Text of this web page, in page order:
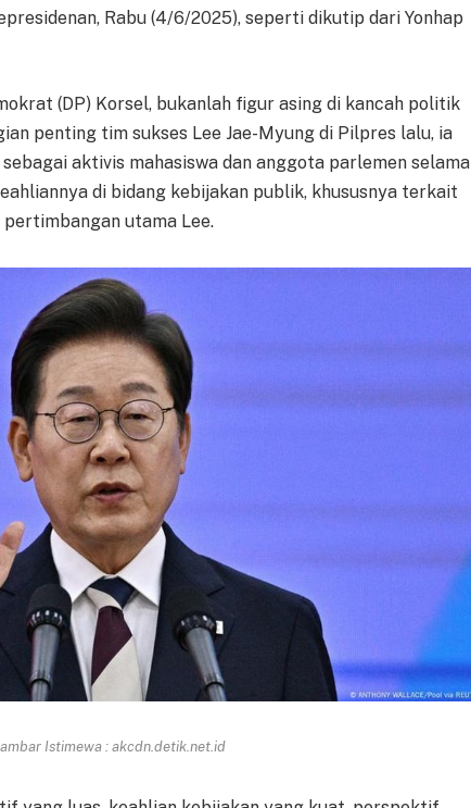
Rabu (4/6/2025), seperti dikutip dari Yonhap
(DP) Korsel, bukanlah figur asing di kancah politik
penting tim sukses Lee Jae-Myung di Pilpres lalu, ia
aktivis mahasiswa dan anggota parlemen selama
di bidang kebijakan publik, khususnya terkait
utama Lee.
Istimewa : akcdn.detik.net.id